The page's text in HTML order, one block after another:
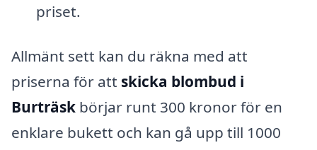
priset.
Allmänt sett kan du räkna med att
priserna för att skicka blombud i
Burträsk börjar runt 300 kronor för en
enklare bukett och kan gå upp till 1000